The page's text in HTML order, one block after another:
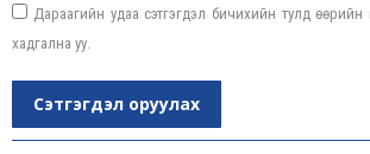
Дараагийн удаа сэтгэгдэл бичихийн тулд
хадгална уу.
Сэтгэгдэл оруулах